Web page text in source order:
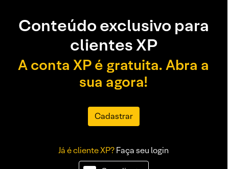
Conteúdo exclusivo para
clientes XP
A conta XP é gratuita. Abra a
sua agora!
Cadastrar
Já é cliente XP?Faça seu login